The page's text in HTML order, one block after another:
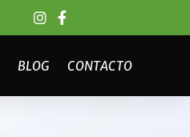
BLOG CONTACTO